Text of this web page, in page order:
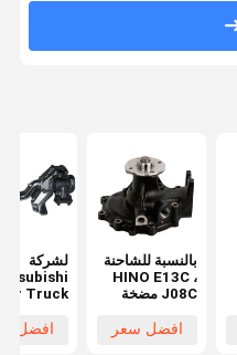
بالنسبة للشاحنة
HINO E13C ،
J08C مضخة
16100-3467
افضل سعر
لشركة
Truck
الموازنة
افضل